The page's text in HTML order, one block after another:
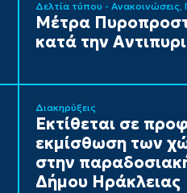
Δελτία τύπου - Ανακοινώσεις
Μέτρα
κατά την
Διακηρύξεις
Εκτίθεται σε
εκμίσθωση των
στην
Δήμου Ηράκλειας